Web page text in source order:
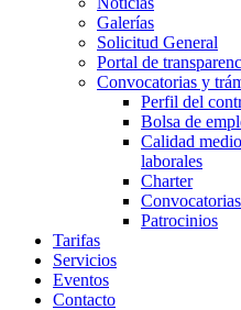
Galerías
Solicitud General
Portal de
Convocatorias y
Perfil del
Bolsa de
Calidad
laborales
Charter
Patrocinios
Tarifas
Servicios
Eventos
Contacto